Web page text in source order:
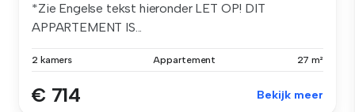
*Zie Engelse tekst hieronder LET OP! DIT
APPARTEMENT IS...
2 kamers Appartement 27 m²
€ 714 Bekijk meer